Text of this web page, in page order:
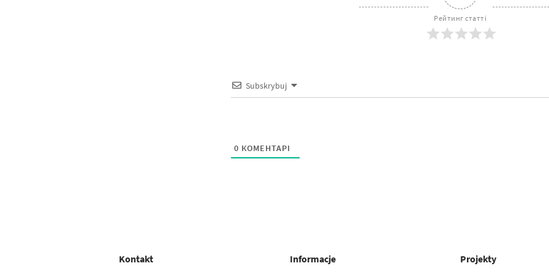
Рейтинг статті
Subskrybuj
0 КОМЕНТАРІ
Kontakt Informacje Projekty